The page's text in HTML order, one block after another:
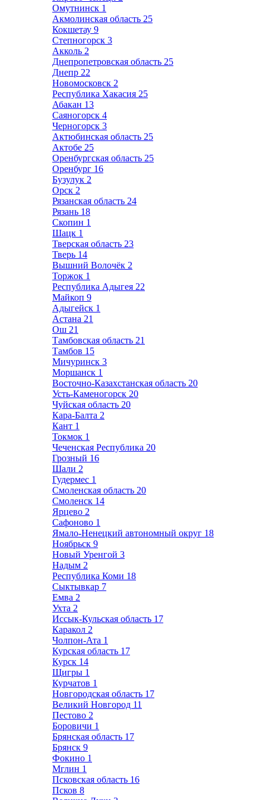
Омутнинск 1
Акмолинская область 25
Кокшетау 9
Степногорск 3
Акколь 2
Днепропетровская область 25
Днепр 22
Новомосковск 2
Республика Хакасия 25
Абакан 13
Саяногорск 4
Черногорск 3
Актюбинская область 25
Актобе 25
Оренбургская область 25
Оренбург 16
Бузулук 2
Орск 2
Рязанская область 24
Рязань 18
Скопин 1
Шацк 1
Тверская область 23
Тверь 14
Вышний Волочёк 2
Торжок 1
Республика Адыгея 22
Майкоп 9
Адыгейск 1
Астана 21
Ош 21
Тамбовская область 21
Тамбов 15
Мичуринск 3
Моршанск 1
Восточно-Казахстанская область 20
Усть-Каменогорск 20
Чуйская область 20
Кара-Балта 2
Кант 1
Токмок 1
Чеченская Республика 20
Грозный 16
Шали 2
Гудермес 1
Смоленская область 20
Смоленск 14
Ярцево 2
Сафоново 1
Ямало-Ненецкий автономный округ 18
Ноябрьск 9
Новый Уренгой 3
Надым 2
Республика Коми 18
Сыктывкар 7
Емва 2
Ухта 2
Иссык-Кульская область 17
Каракол 2
Чолпон-Ата 1
Курская область 17
Курск 14
Щигры 1
Курчатов 1
Новгородская область 17
Великий Новгород 11
Пестово 2
Боровичи 1
Брянская область 17
Брянск 9
Фокино 1
Мглин 1
Псковская область 16
Псков 8